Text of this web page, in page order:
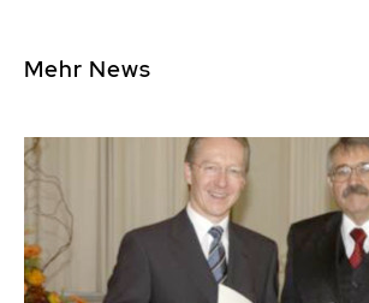
Mehr News